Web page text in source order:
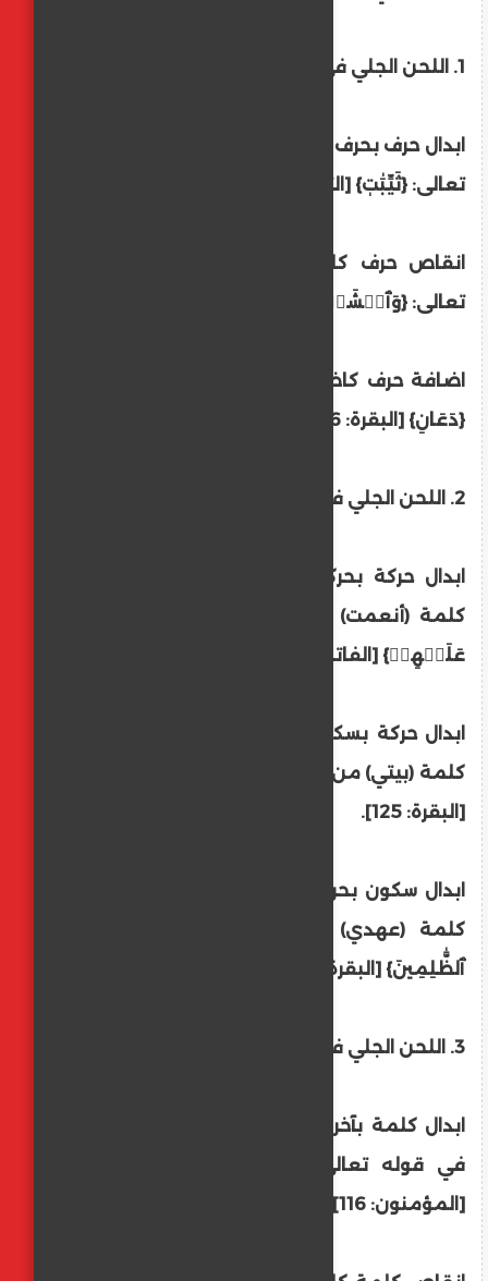
1. اللحن الجلي في الحروف:
ابدال حرف بحرف آخر كإبدال الثاء سينًا في قوله
تعالى: {ثَيِّبَٰتٖ} [التحريم: 5].
انقاص حرف كانقاص حرف الياء من قوله
تعالى: {وَٱخۡشَوۡنِي} [البقرة: 150].
اضافة حرف كاضافة حرف الياء لقوله تعالى:
{دَعَانِ} [البقرة: 186].
2. اللحن الجلي في الحركات:
ابدال حركة بحركة كإبدال الفتحة ضمةً في
كلمة (أنعمت) من قوله تعالى: {أَنۡعَمۡتَ
عَلَيۡهِمۡ} [الفاتحة: 7].
ابدال حركة بسكون كإبدال الفتحة سكونًا في
كلمة (بيتي) من قوله تعالى: {أَن طَهِّرَا بَيۡتِيَ}
[البقرة: 125].
ابدال سكون بحركة كإبدال السكون فتحةً في
كلمة (عهدي) من قوله تعالى: {عَهۡدِي
ٱلظَّٰلِمِينَ} [البقرة: 124].
3. اللحن الجلي في الكلمات:
ابدال كلمة بآخرى كابدال (الكريم) بـ (العظيم)
في قوله تعالى: {رَبُّ ٱلۡعَرۡشِ ٱلۡكَرِيمِ}
[المؤمنون: 116].